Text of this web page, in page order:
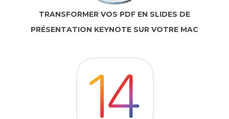
TRANSFORMER VOS PDF EN SLIDES DE
PRÉSENTATION KEYNOTE SUR VOTRE MAC